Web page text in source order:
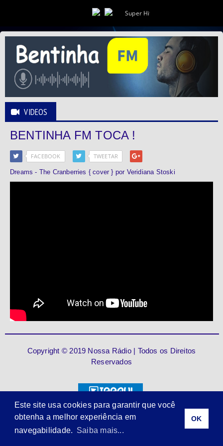
Super Hits
VIDEOS
BENTINHA FM TOCA !
FACEBOOK TWEETAR
Dreams - The Cranberries { cover } por Veridiana Stoski
Este site usa cookies para garantir que você
obtenha a melhor experiência em
navegabilidade. Saiba mais...
OK
Copyright © 2019 Nossa Rádio | Todos os Direitos
Reservados